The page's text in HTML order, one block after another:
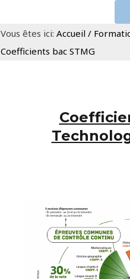
Vous êtes ici: Accueil /
Coefficients bac STMG